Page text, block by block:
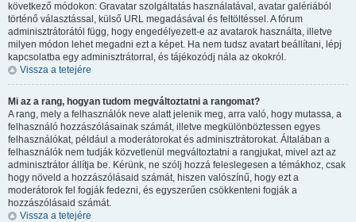
következő módokon: Gravatar szolgáltatás használatával, avatar galériából
történő választással, külső URL megadásával és feltöltéssel. A fórum
adminisztrátorától függ, hogy engedélyezett-e az avatarok használta, illetve
milyen módon lehet megadni ezt a képet. Ha nem tudsz avatart beállítani, lépj
kapcsolatba egy adminisztrátorral, és tájékozódj nála az okokról.
Vissza a tetejére
Mi az a rang, hogyan tudom megváltoztatni a rangomat?
A rang, mely a felhasználók neve alatt jelenik meg, arra való, hogy mutassa, a
felhasználó hozzászólásainak számát, illetve megkülönböztessen egyes
felhasználókat, például a moderátorokat és adminisztrátorokat. Általában a
felhasználók nem tudják közvetlenül megváltoztatni a rangjukat, mivel azt az
adminisztrátor állítja be. Kérünk, ne szólj hozzá feleslegesen a témákhoz, csak
hogy növeld a hozzászólásaid számát, hiszen valószínű, hogy ezt a
moderátorok fel fogják fedezni, és egyszerűen csökkenteni fogják a
hozzászólásaid számát.
Vissza a tetejére